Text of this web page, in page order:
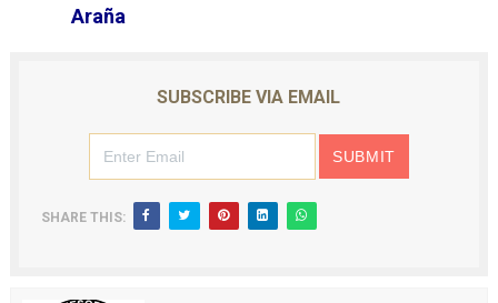
Araña
SUBSCRIBE VIA EMAIL
SHARE THIS: